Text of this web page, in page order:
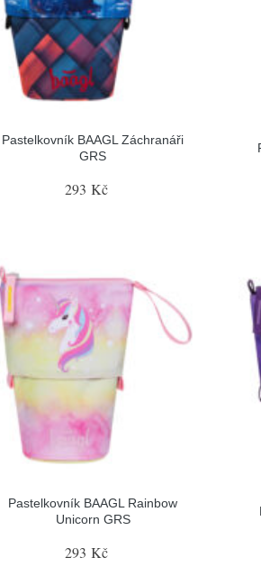
Pastelkovník BAAGL Záchranáři
GRS
293 Kč
Pastelkovník BAAGL Rainbow
Unicorn GRS
293 Kč